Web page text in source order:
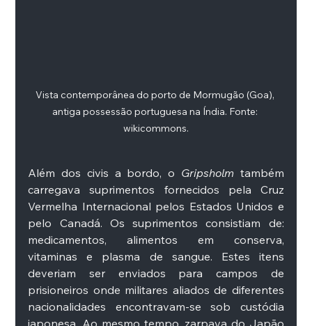
Vista contemporânea do porto de Mormugão (Goa),
antiga possessão portuguesa na Índia. Fonte:
wikicommons.
Além dos civis a bordo, o Gripsholm também
carregava suprimentos fornecidos pela Cruz
Vermelha Internacional pelos Estados Unidos e
pelo Canadá. Os suprimentos consistiam de:
medicamentos, alimentos em conserva,
vitaminas e plasma de sangue. Estes itens
deveriam ser enviados para campos de
prisioneiros onde militares aliados de diferentes
nacionalidades encontravam-se sob custódia